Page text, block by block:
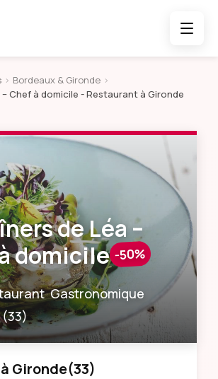
> Bordeaux & Gironde >
Chef à domicile - Restaurant à Gironde
de Léa –
domicile -50%
Gastronomique
(33)
Gironde(33)